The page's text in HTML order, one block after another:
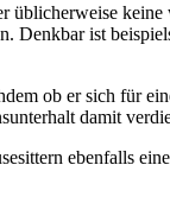
ist
ob er sich für
damit
ebenfalls